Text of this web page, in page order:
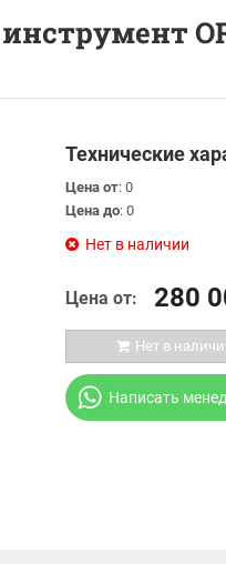
Технические
Цена от: 0
Цена до: 0
Нет в наличии
Цена от: 280
Нет в
Написать